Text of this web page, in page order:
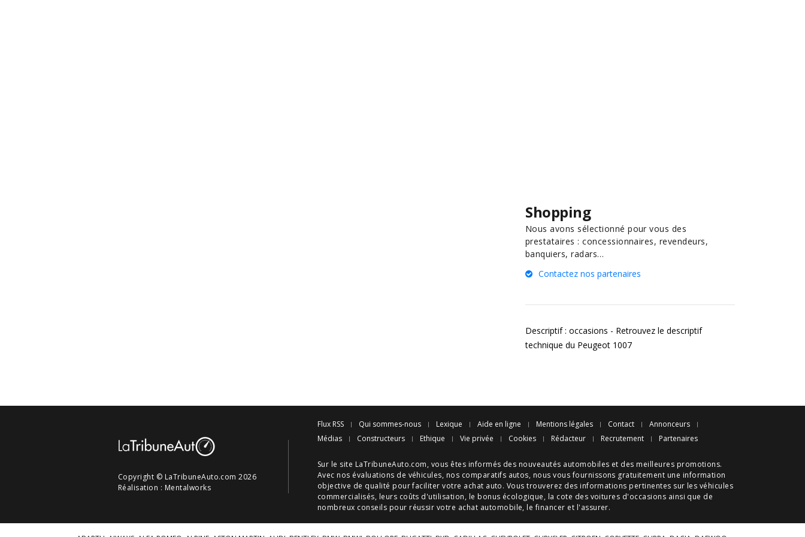
Shopping
Nous avons sélectionné pour vous des
prestataires : concessionnaires, revendeurs,
banquiers, radars…
Contactez nos partenaires
Descriptif : occasions - Retrouvez le descriptif
technique du Peugeot 1007
Copyright © LaTribuneAuto.com 2026
Réalisation : Mentalworks
Flux RSS Qui sommes-nous Lexique Aide en ligne Mentions légales Contact
Annonceurs
Médias
Constructeurs Ethique Vie privée Cookies Rédacteur Recrutement Partenaires
Sur le site LaTribuneAuto.com, vous êtes informés des nouveautés automobiles et des meilleures promotions.
Avec nos évaluations de véhicules, nos comparatifs autos, nous vous fournissons gratuitement une information
objective de qualité pour faciliter votre achat auto. Vous trouverez des informations pertinentes sur les véhicules
commercialisés, leurs coûts d'utilisation, le bonus écologique, la cote des voitures d'occasions ainsi que de
nombreux conseils pour réussir votre achat automobile, le financer et l'assurer.